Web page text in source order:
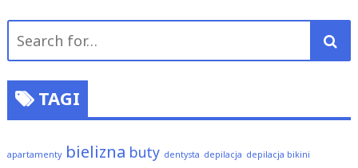
for:
TAGI
apartamenty bielizna buty dentysta depilacja depilacja bikini